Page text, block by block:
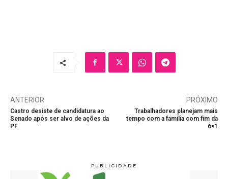
ANTERIOR
Castro desiste de candidatura ao
Senado após ser alvo de ações da
PF
PRÓXIMO
Trabalhadores planejam mais
tempo com a família com fim da
6×1